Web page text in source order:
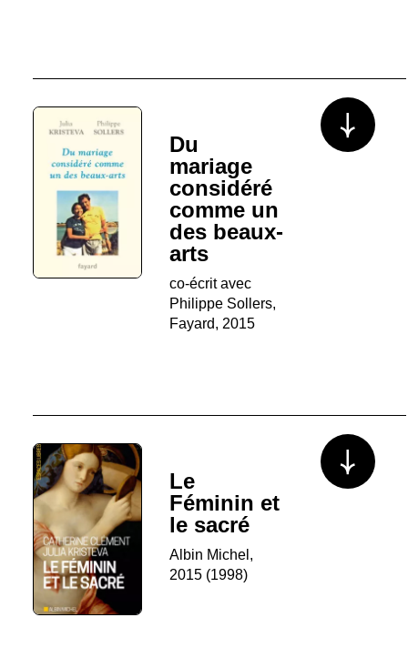
Du
mariage
considéré
comme un
des beaux-
arts
co-écrit avec
Philippe Sollers,
Fayard, 2015
Voir plus/
Le
Féminin et
le sacré
Albin Michel,
2015 (1998)
Voir plus/